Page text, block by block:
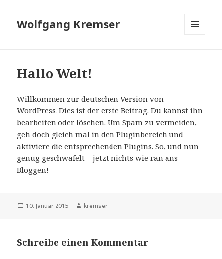
Wolfgang Kremser
Hallo Welt!
Willkommen zur deutschen Version von
WordPress. Dies ist der erste Beitrag. Du kannst ihn
bearbeiten oder löschen. Um Spam zu vermeiden,
geh doch gleich mal in den Pluginbereich und
aktiviere die entsprechenden Plugins. So, und nun
genug geschwafelt – jetzt nichts wie ran ans
Bloggen!
Veröffentlicht
10. Januar 2015 Autor
kremser
Schreibe einen Kommentar